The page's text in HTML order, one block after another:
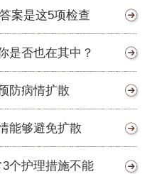
案是这5项检查
是否也在其中？
防病情扩散
能够避免扩散
个护理措施不能